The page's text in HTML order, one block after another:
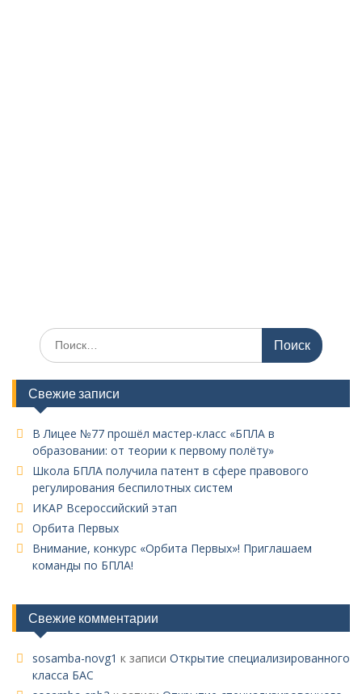
Поиск
по:
Свежие записи
В Лицее №77 прошёл мастер-класс «БПЛА в
образовании: от теории к первому полёту»
Школа БПЛА получила патент в сфере правового
регулирования беспилотных систем
ИКАР Всероссийский этап
Орбита Первых
Внимание, конкурс «Орбита Первых»! Приглашаем
команды по БПЛА!
Свежие комментарии
sosamba-novg1 к записи Открытие специализированного
класса БАС